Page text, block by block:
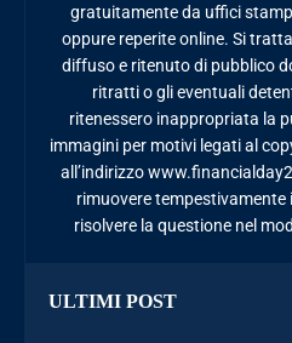
gratuitamente da uffici
oppure reperite online. Si
diffuso e ritenuto di pubblico
ritratti o gli eventuali
ritenessero inappropriata la
immagini per motivi legati al
all’indirizzo
rimuovere tempestivamente
risolvere la questione nel
ULTIMI POST